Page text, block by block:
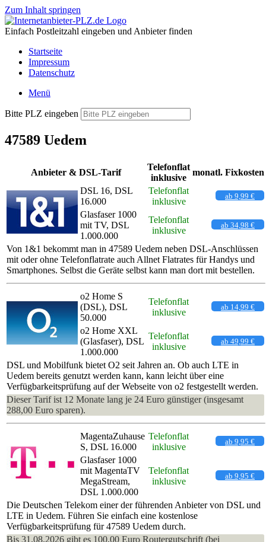
Zum Inhalt springen
Einfach Postleitzahl eingeben und Anbieter finden
Startseite
Impressum
Datenschutz
Menü
Bitte PLZ eingeben
47589 Uedem
Anbieter & DSL-Tarif
Telefonflat
inklusive
monatl. Fixkosten
DSL 16, DSL
16.000
Telefonflat
inklusive
ab 9,99 €
Glasfaser 1000
mit TV, DSL
1.000.000
Telefonflat
inklusive
ab 34,98 €
Von 1&1 bekommt man in 47589 Uedem neben DSL-Anschlüssen
mit oder ohne Telefonflatrate auch Allnet Flatrates für Handys und
Smartphones. Selbst die Geräte selbst kann man dort mit bestellen.
o2 Home S
(DSL), DSL
50.000
Telefonflat
inklusive
ab 14,99 €
o2 Home XXL
(Glasfaser), DSL
1.000.000
Telefonflat
inklusive
ab 49,99 €
DSL und Mobilfunk bietet O2 seit Jahren an. Ob auch LTE in
Uedem bereits genutzt werden kann, kann leicht über eine
Verfügbarkeitsprüfung auf der Webseite von o2 festgestellt werden.
Dieser Tarif ist 12 Monate lang je 24 Euro günstiger (insgesamt
288,00 Euro sparen).
MagentaZuhause
S, DSL 16.000
Telefonflat
inklusive
ab 9,95 €
Glasfaser 1000
mit MagentaTV
MegaStream,
DSL 1.000.000
Telefonflat
inklusive
ab 9,95 €
Die Deutschen Telekom einer der führenden Anbieter von DSL und
LTE in Uedem. Führen Sie einfach eine kostenlose
Verfügbarkeitsprüfung für 47589 Uedem durch.
Bis 31.08.2026 gibt es 100,00 Euro Routergutschrift (bei